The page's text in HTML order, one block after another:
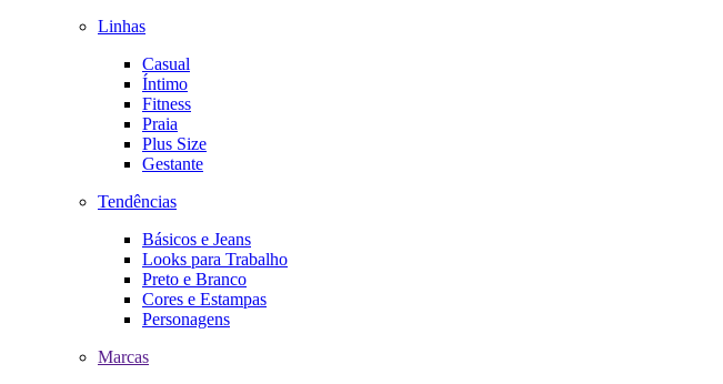
Linhas
Casual
Íntimo
Fitness
Praia
Plus Size
Gestante
Tendências
Básicos e Jeans
Looks para Trabalho
Preto e Branco
Cores e Estampas
Personagens
Marcas